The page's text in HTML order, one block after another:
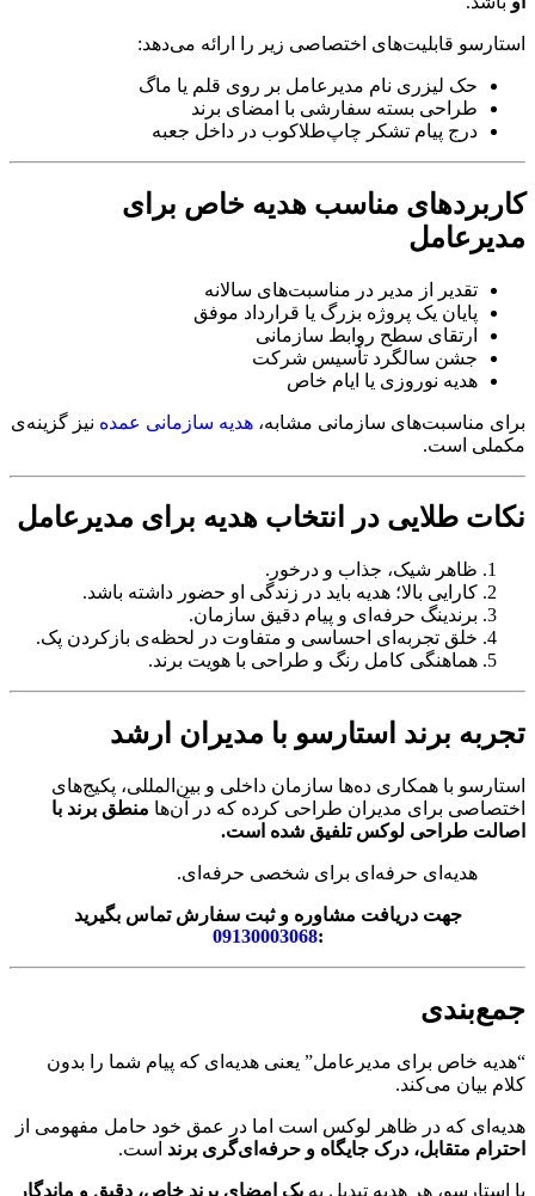
استارسو قابلیت‌های اختصاصی زیر را ارائه می‌دهد:
حک لیزری نام مدیرعامل بر روی قلم یا ماگ
طراحی بسته سفارشی با امضای برند
درج پیام تشکر چاپ‌طلاکوب در داخل جعبه
کاربردهای مناسب هدیه خاص برای
مدیرعامل
تقدیر از مدیر در مناسبت‌های سالانه
پایان یک پروژه بزرگ یا قرارداد موفق
ارتقای سطح روابط سازمانی
جشن سالگرد تأسیس شرکت
هدیه نوروزی یا ایام خاص
برای مناسبت‌های سازمانی مشابه، هدیه سازمانی عمده نیز گزینه‌ی
مکملی است.
نکات طلایی در انتخاب هدیه برای مدیرعامل
ظاهر شیک، جذاب و درخور.
کارایی بالا؛ هدیه باید در زندگی او حضور داشته باشد.
برندینگ حرفه‌ای و پیام دقیق سازمان.
خلق تجربه‌ای احساسی و متفاوت در لحظه‌ی بازکردن پک.
هماهنگی کامل رنگ و طراحی با هویت برند.
تجربه برند استارسو با مدیران ارشد
استارسو با همکاری ده‌ها سازمان داخلی و بین‌المللی، پکیج‌های
اختصاصی برای مدیران طراحی کرده که در آن‌ها منطق برند با
اصالت طراحی لوکس تلفیق شده است.
هدیه‌ای حرفه‌ای برای شخصی حرفه‌ای.
جهت دریافت مشاوره و ثبت سفارش تماس بگیرید
:
09130003068
جمع‌بندی
“هدیه خاص برای مدیرعامل” یعنی هدیه‌ای که پیام شما را بدون
کلام بیان می‌کند.
هدیه‌ای که در ظاهر لوکس است اما در عمق خود حامل مفهومی از
احترام متقابل، درک جایگاه و حرفه‌ای‌گری برند است.
با استارسو، هر هدیه تبدیل به یک امضای برند خاص، دقیق و ماندگار